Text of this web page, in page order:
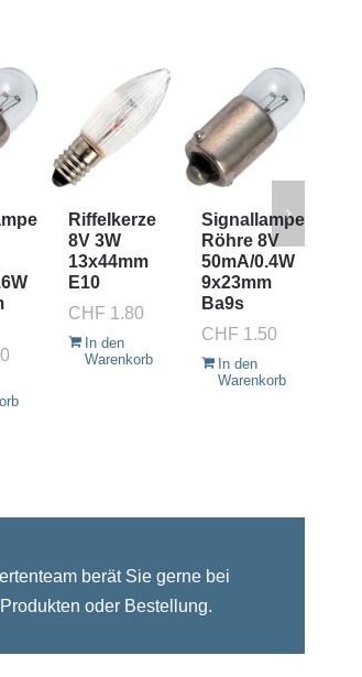
Riffelkerze
8V 3W
13x44mm
E10
CHF 1.80
In den
Warenkorb
Signallampe
Röhre 8V
50mA/0.4W
9x23mm
Ba9s
CHF 1.50
In den
Warenkorb
berät Sie gerne bei
oder Bestellung.